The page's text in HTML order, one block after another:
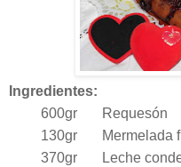
Ingredientes:
600gr
Requesón
130gr
Mermelada
370gr
Leche